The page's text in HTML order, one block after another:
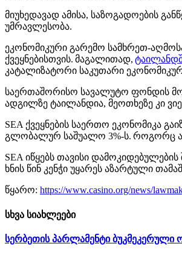
მიუხედავად ამისა, საზოგადოების
უმრავლესობა.
ეკონომიკური გარემო სამხრეთ-
ქვეყნებისთვის. მაგალითად,
კატალიზატორი საკუთარი
საერთაშორისო სავალუტო ფონდის
ადგილზე ტაილანდია, მეოთხეზე კი
SEA ქვეყნების საერთო ეკონომიკა
გლობალურ საშუალო 3%-ს. როგორც
SEA იწყებს თავისი
ხნის წინ კენჭი უყარეს აზარტული
წყარო: https://www.casino.org/news/
სხვა სიახლეები
სერბეთის პარლამენტი ბუკმეკერული